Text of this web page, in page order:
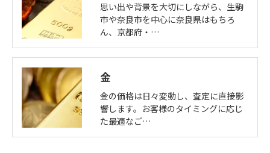
思い出や背景を大切にしながら、生駒
市や奈良市を中心に奈良県はもちろ
ん、京都府・…
金
金の価格は日々変動し、査定に直接影
響します。お客様のタイミングに応じ
た最適なご…